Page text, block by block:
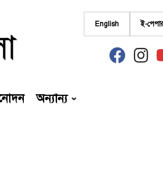
English ই-
fab
fa-
fab
fa-
অন্যান্য